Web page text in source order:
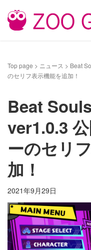
Top page > ニュース > Beat
のセリフ表示機能を追加！
Beat
ver1.0.3
ーのセリ
加！
2021年9月29日